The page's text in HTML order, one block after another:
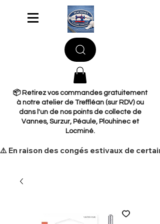
📦 Retirez vos commandes gratuitement
à notre atelier de Treffléan (sur RDV) ou
dans l'un de nos points de collecte de
Vannes, Surzur, Péaule, Plouhinec et
Locminé.
​⚠️ En raison des congés estivaux de